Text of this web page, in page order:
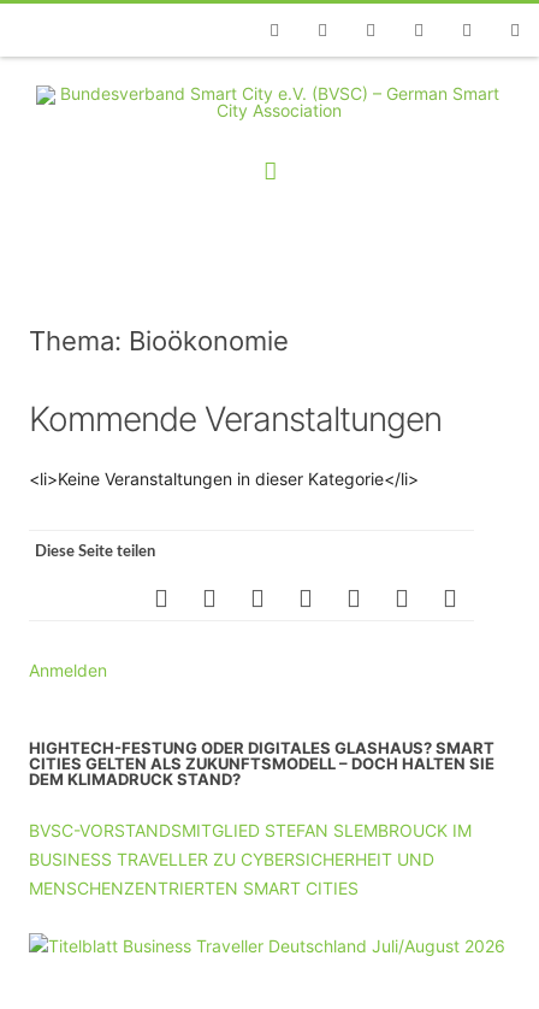
TelefonFacebookTwitterYoutubeInstagramLinkedin
Thema: Bioökonomie
Kommende Veranstaltungen
<li>Keine Veranstaltungen in dieser Kategorie</li>
Diese Seite teilen
Anmelden
HIGHTECH-FESTUNG ODER DIGITALES GLASHAUS? SMART
CITIES GELTEN ALS ZUKUNFTSMODELL – DOCH HALTEN SIE
DEM KLIMADRUCK STAND?
BVSC-VORSTANDSMITGLIED STEFAN SLEMBROUCK IM
BUSINESS TRAVELLER ZU CYBERSICHERHEIT UND
MENSCHENZENTRIERTEN SMART CITIES